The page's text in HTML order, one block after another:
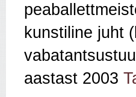
kunstiline juht
aastast 2003